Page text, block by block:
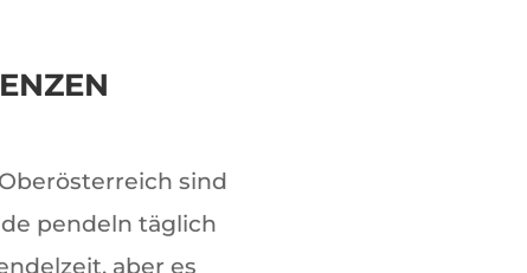
sind
pendeln täglich
aber es